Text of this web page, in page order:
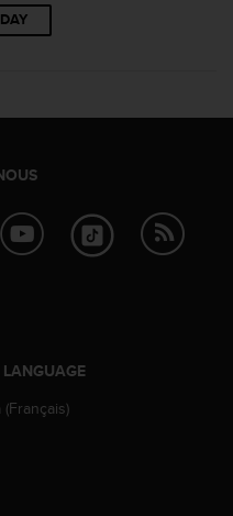
(Français)